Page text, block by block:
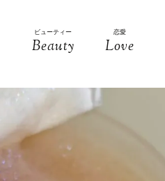
ビューティー
Beauty
恋愛
Love